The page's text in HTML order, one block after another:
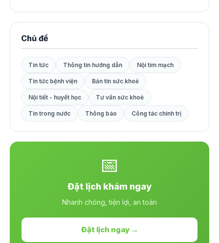
Chủ đề
Tin tức Thông tin hướng dẫn Nội tim mạch
Tin tức bệnh viện Bản tin sức khoẻ
Nội tiết - huyết học Tư vấn sức khoẻ
Tin trong nước Thông báo Công tác chính trị
📅
Đặt lịch khám ngay
Nhanh chóng, tiện lợi, an toàn
Đặt lịch ngay →